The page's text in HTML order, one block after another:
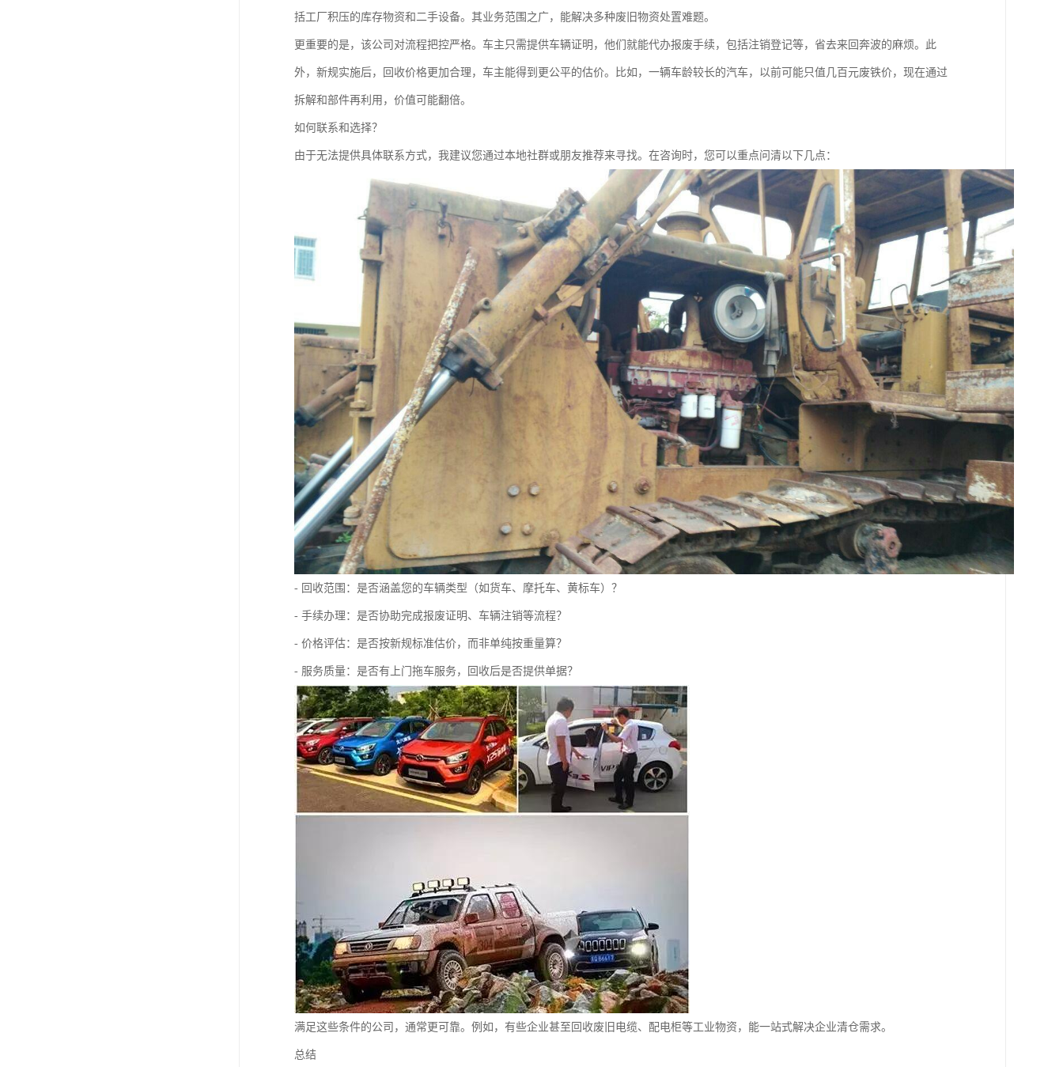
括工厂积压的库存物资和二手设备。其业务范围之广，能解决多种废旧物资处置难题。
更重要的是，该公司对流程把控严格。车主只需提供车辆证明，他们就能代办报废手续，包括注销登记等，省去来回奔波的麻烦。此
外，新规实施后，回收价格更加合理，车主能得到更公平的估价。比如，一辆车龄较长的汽车，以前可能只值几百元废铁价，现在通过
拆解和部件再利用，价值可能翻倍。
如何联系和选择？
由于无法提供具体联系方式，我建议您通过本地社群或朋友推荐来寻找。在咨询时，您可以重点问清以下几点：
- 回收范围：是否涵盖您的车辆类型（如货车、摩托车、黄标车）？
- 手续办理：是否协助完成报废证明、车辆注销等流程？
- 价格评估：是否按新规标准估价，而非单纯按重量算？
- 服务质量：是否有上门拖车服务，回收后是否提供单据？
满足这些条件的公司，通常更可靠。例如，有些企业甚至回收废旧电缆、配电柜等工业物资，能一站式解决企业清仓需求。
总结